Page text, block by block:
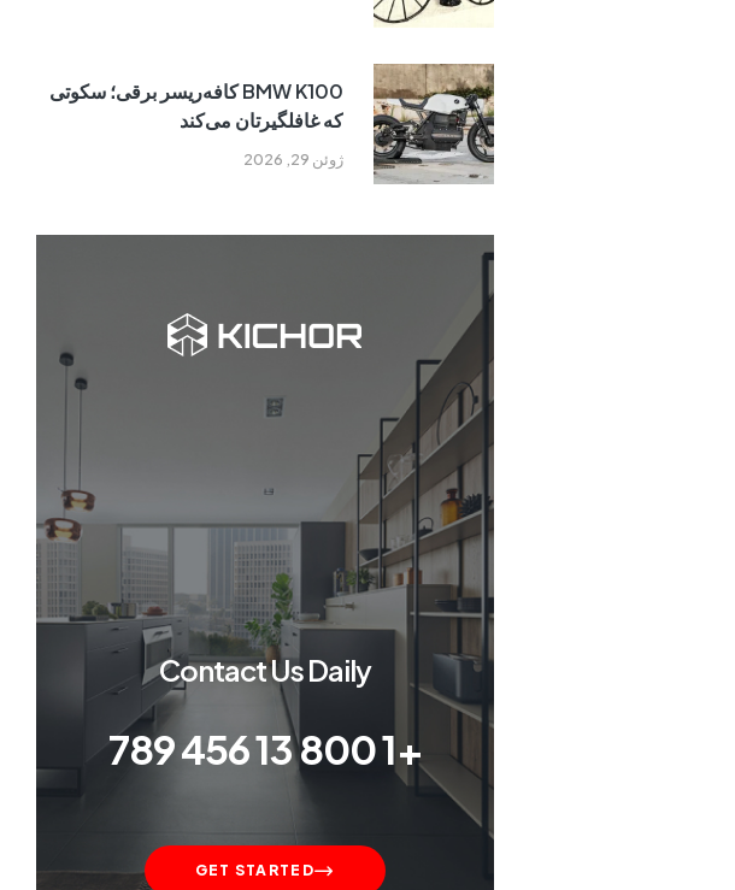
ژوئن 29, 2026
BMW K100 کافه‌ریسر برقی؛ سکوتی
که غافلگیرتان می‌کند
Contact Us Daily
+1 800 13 456 789
GET STARTED